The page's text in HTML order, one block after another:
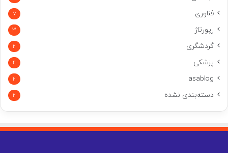
فناوری 7
رپورتاژ 3
گردشگری 2
پزشکی 2
asablog
2
دسته‌بندی نشده 2